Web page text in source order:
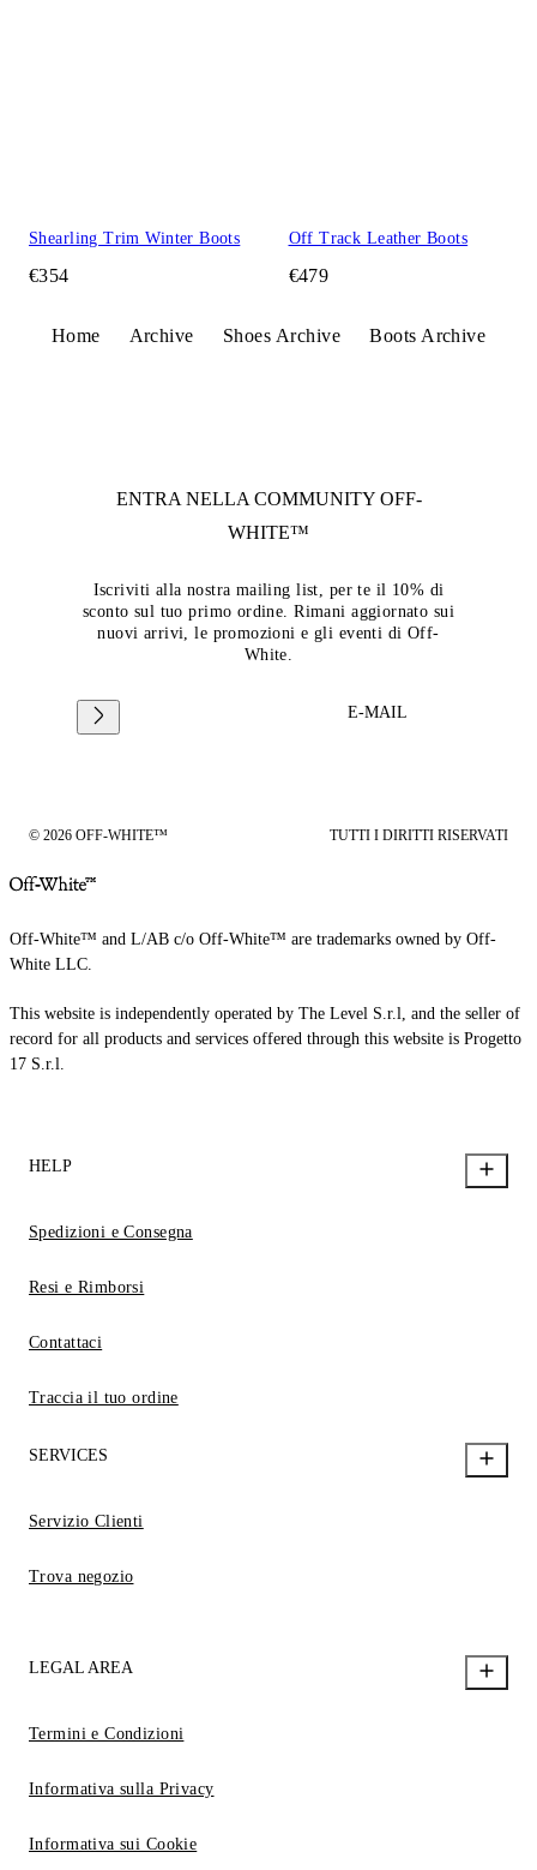
Shearling Trim Winter Boots
€354
Off Track Leather Boots
€479
Home Archive Shoes Archive Boots Archive
ENTRA NELLA COMMUNITY OFF-
WHITE™
Iscriviti alla nostra mailing list, per te il 10% di
sconto sul tuo primo ordine. Rimani aggiornato sui
nuovi arrivi, le promozioni e gli eventi di Off-
White.
E-MAIL
© 2026 OFF-WHITE™ TUTTI I DIRITTI RISERVATI
Off-White™ and L/AB c/o Off-White™ are trademarks owned by Off-
White LLC.
This website is independently operated by The Level S.r.l, and the seller of
record for all products and services offered through this website is Progetto
17 S.r.l.
HELP
Spedizioni e Consegna
Resi e Rimborsi
Contattaci
Traccia il tuo ordine
SERVICES
Servizio Clienti
Trova negozio
LEGAL AREA
Termini e Condizioni
Informativa sulla Privacy
Informativa sui Cookie